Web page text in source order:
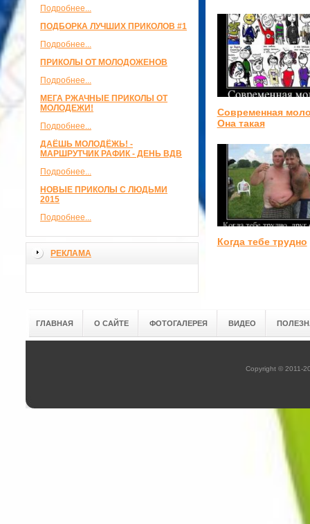
Подробнее...
ПОДБОРКА ЛУЧШИХ ПРИКОЛОВ #1
Подробнее...
ПРИКОЛЫ ОТ МОЛОДОЖЕНОВ
Подробнее...
МЕГА РЖАЧНЫЕ ПРИКОЛЫ ОТ
МОЛОДЕЖИ!
Подробнее...
ДАЁШЬ МОЛОДЁЖЬ! -
МАРШРУТЧИК РАФИК - ДЕНЬ ВДВ
Подробнее...
НОВЫЕ ПРИКОЛЫ С ЛЮДЬМИ
2015
Подробнее...
РЕКЛАМА
Современная
Она такая
Когда тебе трудно
ГЛАВНАЯ О САЙТЕ ФОТОГАЛЕРЕЯ ВИДЕО
Copyright © 2011-